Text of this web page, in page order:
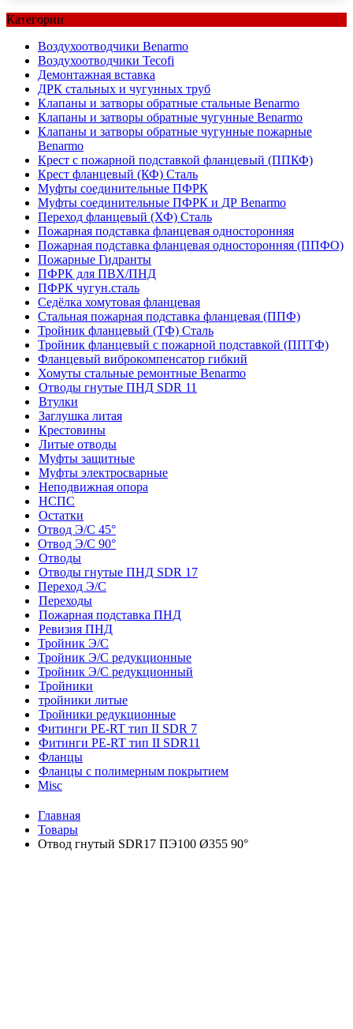
Категории
Воздухоотводчики Benarmo
Воздухоотводчики Tecofi
Демонтажная вставка
ДРК стальных и чугунных труб
Клапаны и затворы обратные стальные Benarmo
Клапаны и затворы обратные чугунные Benarmo
Клапаны и затворы обратные чугунные пожарные
Benarmo
Крест с пожарной подставкой фланцевый (ППКФ)
Крест фланцевый (КФ) Сталь
Муфты соединительные ПФРК
Муфты соединительные ПФРК и ДР Benarmo
Переход фланцевый (ХФ) Сталь
Пожарная подставка фланцевая односторонняя
Пожарная подставка фланцевая односторонняя (ППФО)
Пожарные Гидранты
ПФРК для ПВХ/ПНД
ПФРК чугун.сталь
Седёлка хомутовая фланцевая
Стальная пожарная подставка фланцевая (ППФ)
Тройник фланцевый (ТФ) Сталь
Тройник фланцевый с пожарной подставкой (ППТФ)
Фланцевый виброкомпенсатор гибкий
Хомуты стальные ремонтные Benarmo
Отводы гнутые ПНД SDR 11
Втулки
Заглушка литая
Крестовины
Литые отводы
Муфты защитные
Муфты электросварные
Неподвижная опора
НСПС
Остатки
Отвод Э/С 45°
Отвод Э/С 90°
Отводы
Отводы гнутые ПНД SDR 17
Переход Э/С
Переходы
Пожарная подставка ПНД
Ревизия ПНД
Тройник Э/С
Тройник Э/С редукционные
Тройник Э/С редукционный
Тройники
тройники литые
Тройники редукционные
Фитинги PE-RT тип II SDR 7
Фитинги PE-RT тип II SDR11
Фланцы
Фланцы с полимерным покрытием
Misc
Главная
Товары
Отвод гнутый SDR17 ПЭ100 Ø355 90°